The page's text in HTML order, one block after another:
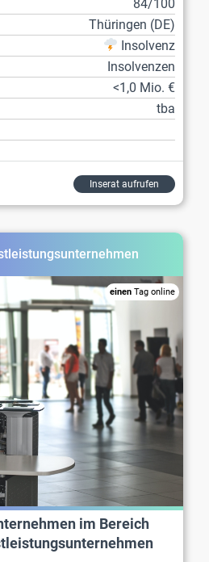
84/100
Thüringen (DE)
Insolvenz
Insolvenzen
<1,0 Mio. €
tba
Inserat aufrufen
einen Tag online
im Bereich